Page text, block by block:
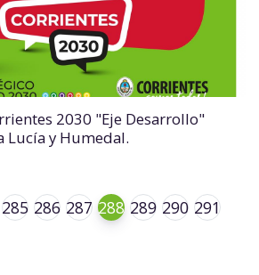
2030 "Eje Desarrollo"
Lucía y Humedal.
285 286 287 288 289 290 291